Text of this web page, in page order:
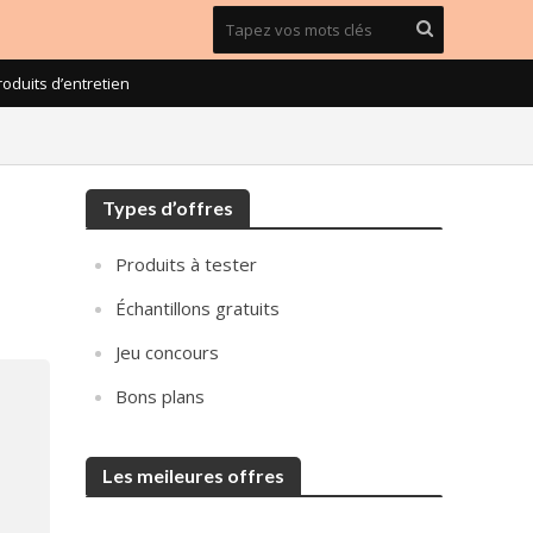
d’entretien
Types d’offres
Produits à tester
Échantillons gratuits
Jeu concours
Bons plans
Les meileures offres